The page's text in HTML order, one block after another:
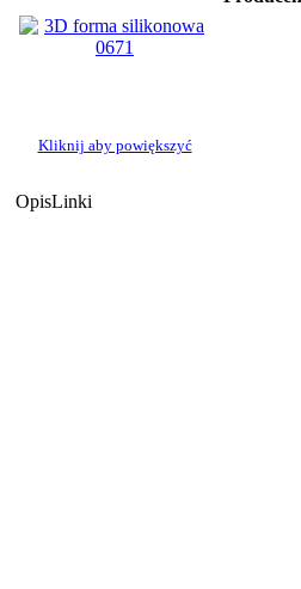
Kliknij aby powiększyć
OpisLinki